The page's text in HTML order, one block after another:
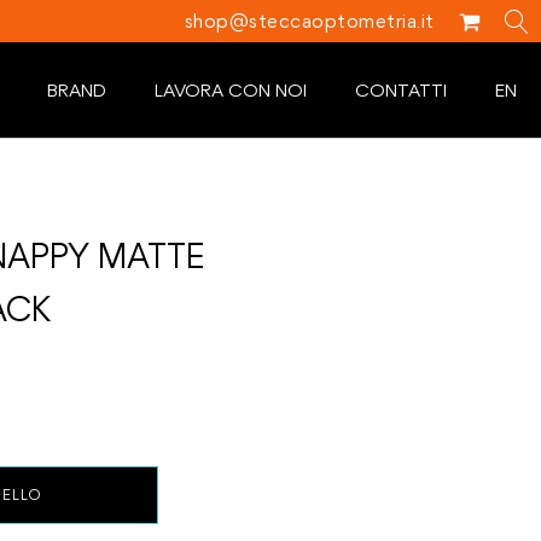
shop@steccaoptometria.it
BRAND LAVORA CON NOI CONTATTI EN
MATTE